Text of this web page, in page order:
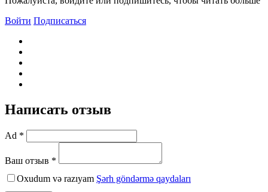
Войти Подписаться
Написать отзыв
Ad *
Ваш отзыв *
Oxudum və razıyam Şərh göndərmə qaydaları